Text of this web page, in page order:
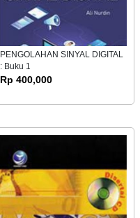
PENGOLAHAN SINYAL DIGITAL
: Buku 1
Rp 400,000